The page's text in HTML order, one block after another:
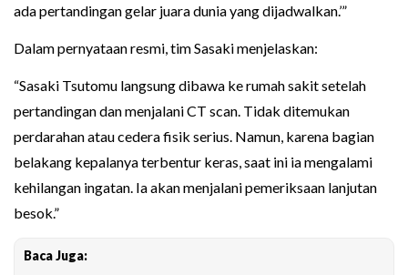
ada pertandingan gelar juara dunia yang dijadwalkan.’”
Dalam pernyataan resmi, tim Sasaki menjelaskan:
“Sasaki Tsutomu langsung dibawa ke rumah sakit setelah
pertandingan dan menjalani CT scan. Tidak ditemukan
perdarahan atau cedera fisik serius. Namun, karena bagian
belakang kepalanya terbentur keras, saat ini ia mengalami
kehilangan ingatan. Ia akan menjalani pemeriksaan lanjutan
besok.”
Baca Juga: